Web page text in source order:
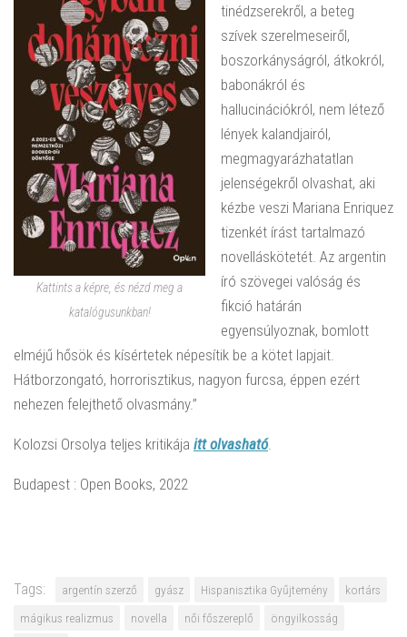
Kattints a képre, és nézd meg a
katalógusunkban!
tinédzserekről, a beteg
szívek szerelmeseiről,
boszorkányságról, átkokról,
babonákról és
hallucinációkról, nem létező
lények kalandjairól,
megmagyarázhatatlan
jelenségekről olvashat, aki
kézbe veszi Mariana Enriquez
tizenkét írást tartalmazó
novelláskötetét. Az argentin
író szövegei valóság és
fikció határán
egyensúlyoznak, bomlott
elméjű hősök és kísértetek népesítik be a kötet lapjait.
Hátborzongató, horrorisztikus, nagyon furcsa, éppen ezért
nehezen felejthető olvasmány.”
Kolozsi Orsolya teljes kritikája itt olvasható.
Budapest : Open Books, 2022
Tags: argentín szerző gyász Hispanisztika Gyűjtemény
kortárs
mágikus realizmus
novella női főszereplő
öngyilkosság